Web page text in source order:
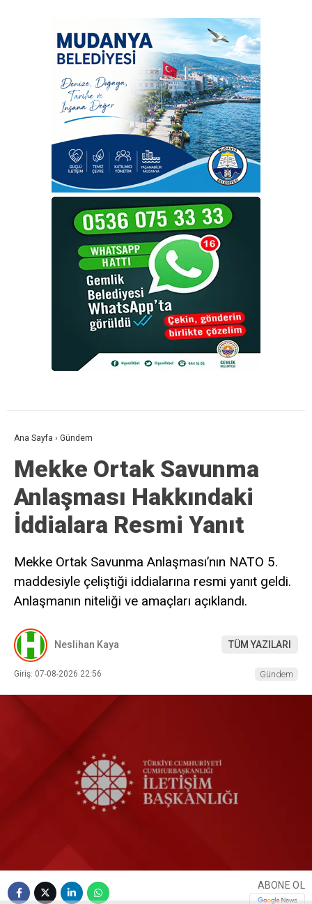
Ana Sayfa › Gündem
Mekke Ortak Savunma
Anlaşması Hakkındaki
İddialara Resmi Yanıt
Mekke Ortak Savunma Anlaşması’nın NATO 5.
maddesiyle çeliştiği iddialarına resmi yanıt geldi.
Anlaşmanın niteliği ve amaçları açıklandı.
Neslihan Kaya TÜM YAZILARI
Giriş: 07-08-2026 22:56 Gündem
ABONE OL